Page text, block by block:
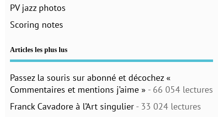
PV jazz photos
Scoring notes
Articles les plus lus
Passez la souris sur abonné et décochez «
Commentaires et mentions j’aime » - 66 054 lectures
Franck Cavadore à l’Art singulier - 33 024 lectures